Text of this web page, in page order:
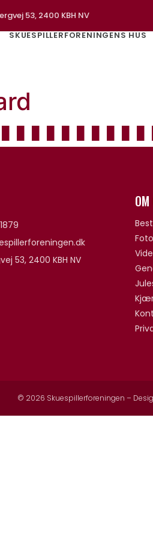
53, 2400 KBH NV
SKUESPILLERFORENINGENS HUS
53, 2400 KBH NV
© 2026 Skuespillerforeningen –